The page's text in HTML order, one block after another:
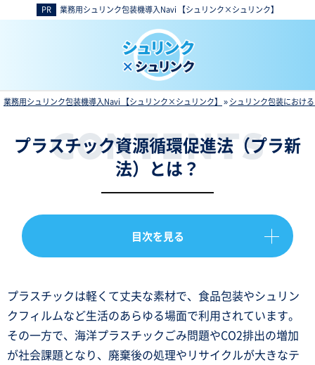
業務用シュリンク包装機導入Navi 【シュリンク×シュリンク】
業務用シュリンク包装機導入Navi 【シュリンク×シュリンク】 »シュリンク包装におけ
プラスチック資源循環促進法（プラ新
法）とは？
目次を見る
プラスチックは軽くて丈夫な素材で、食品包装やシュリン
クフィルムなど生活のあらゆる場面で利用されています。
その一方で、海洋プラスチックごみ問題やCO2排出の増加
が社会課題となり、廃棄後の処理やリサイクルが大きなテ